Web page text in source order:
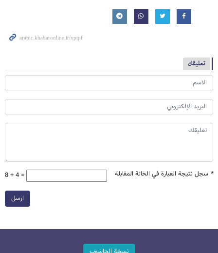
تعليقك
* سجل نتيجة العبارة في الخانة المقابلة 8 + 4 =
ارسل